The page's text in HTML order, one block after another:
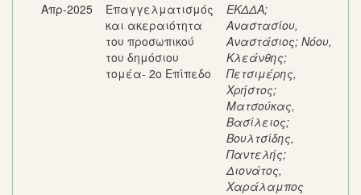
Απρ-2025
Επαγγελματισμός
και ακεραιότητα
του προσωπικού
του δημόσιου
τομέα- 2ο Επίπεδο
ΕΚΔΔΑ;
Αναστασίου,
Αναστάσιος; Νόου,
Κλεάνθης;
Πετσιμέρης,
Χρήστος;
Ματσούκας,
Βασίλειος;
Βουλτσίδης,
Παντελής;
Διονάτος,
Χαράλαμπος